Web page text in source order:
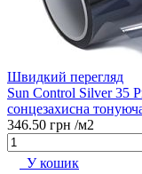
Швидкий перегляд
Sun Control Silver 35
сонцезахисна
346.50 грн /м2
У кошик